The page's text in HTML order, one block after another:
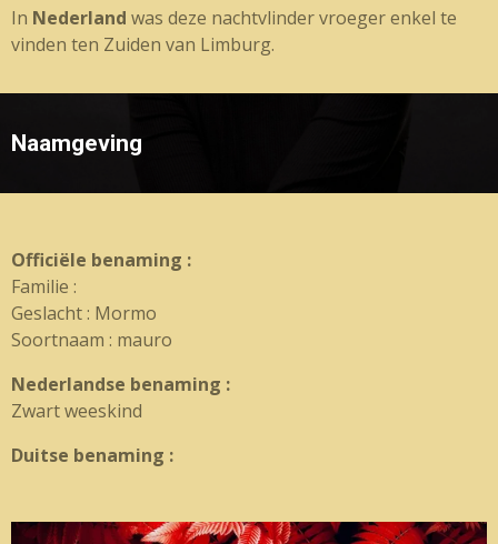
In Nederland was deze nachtvlinder vroeger enkel te
vinden ten Zuiden van Limburg.
Naamgeving
Officiële benaming :
Familie :
Geslacht : Mormo
Soortnaam : mauro
Nederlandse benaming :
Zwart weeskind
Duitse benaming :